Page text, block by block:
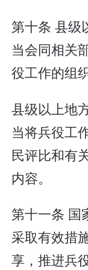
第十条 县级
当会同相关
役工作的组
县级以上地
当将兵役工
民评比和有
内容。
第十一条 国
采取有效措
享，推进兵